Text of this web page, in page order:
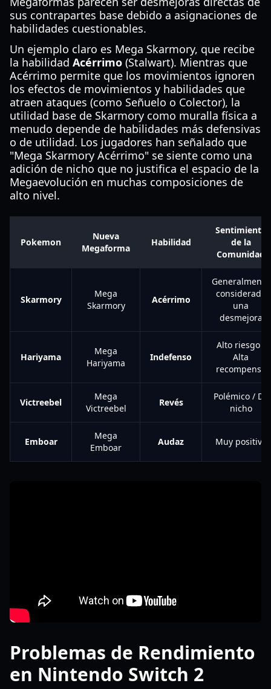
sus contrapartes base debido a asignaciones de
habilidades cuestionables.
Un ejemplo claro es Mega Skarmory, que recibe
la habilidad Acérrimo (Stalwart). Mientras que
Acérrimo permite que los movimientos ignoren
los efectos de movimientos y habilidades que
atraen ataques (como Señuelo o Colector), la
utilidad base de Skarmory como muralla física a
menudo depende de habilidades más defensivas
o de utilidad. Los jugadores han señalado que
"Mega Skarmory Acérrimo" se siente como una
adición de nicho que no justifica el espacio de la
Megaevolución en muchas composiciones de
alto nivel.
Pokemon
Nueva
Megaforma
Habilidad
Sentimiento
de la
Comunidad
Skarmory
Mega
Skarmory
Acérrimo
Generalmente
considerado
una
desmejora
Hariyama
Mega
Hariyama
Indefenso
Alto riesgo /
Alta
recompensa
Victreebel
Mega
Victreebel
Revés
Polémico / De
nicho
Emboar
Mega
Emboar
Audaz Muy positivo
Problemas de Rendimiento
en Nintendo Switch 2